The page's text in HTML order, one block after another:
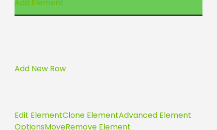
Add Element
Add New Row
Edit ElementClone ElementAdvanced Element
OptionsMoveRemove Element